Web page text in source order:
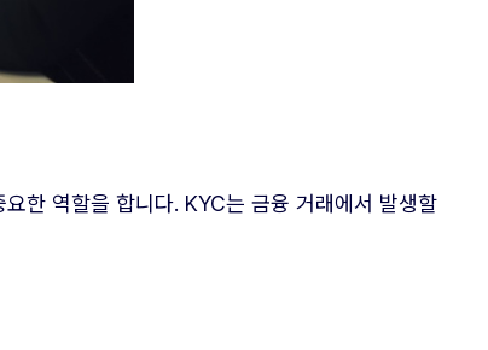
한 역할을 합니다. KYC는 금융 거래에서 발생할